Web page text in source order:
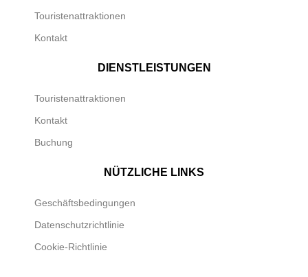
Touristenattraktionen
Kontakt
DIENSTLEISTUNGEN
Touristenattraktionen
Kontakt
Buchung
NÜTZLICHE LINKS
Geschäftsbedingungen
Datenschutzrichtlinie
Cookie-Richtlinie